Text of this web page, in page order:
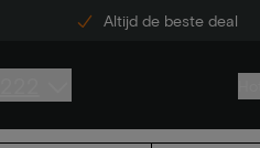
Altijd de beste deal